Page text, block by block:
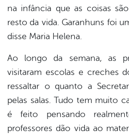
na infância que as coisas
resto da vida. Garanhuns foi
disse Maria Helena.
Ao longo da semana, as
visitaram escolas e creches
ressaltar o quanto a
pelas salas. Tudo tem muito
é feito pensando
professores dão vida ao